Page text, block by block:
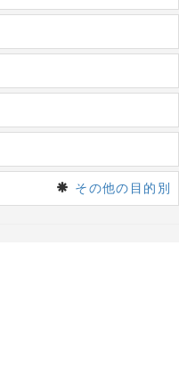
その他の目的別